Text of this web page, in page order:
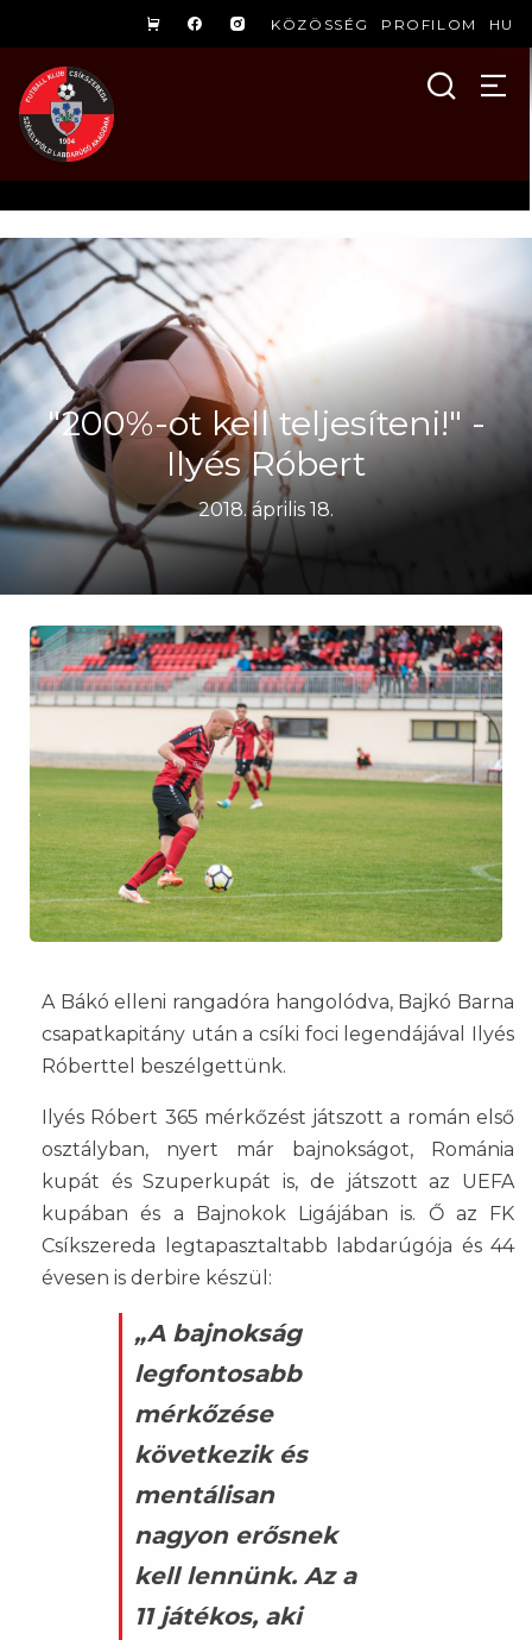
KÖZÖSSÉG PROFILOM HU
"200%-ot kell teljesíteni!" -
Ilyés Róbert
2018. április 18.
A Bákó elleni rangadóra hangolódva, Bajkó Barna
csapatkapitány után a csíki foci legendájával Ilyés
Róberttel beszélgettünk.
Ilyés Róbert 365 mérkőzést játszott a román első
osztályban, nyert már bajnokságot, Románia
kupát és Szuperkupát is, de játszott az UEFA
kupában és a Bajnokok Ligájában is. Ő az FK
Csíkszereda legtapasztaltabb labdarúgója és 44
évesen is derbire készül:
„A bajnokság
legfontosabb
mérkőzése
következik és
mentálisan
nagyon erősnek
kell lennünk. Az a
11 játékos, aki